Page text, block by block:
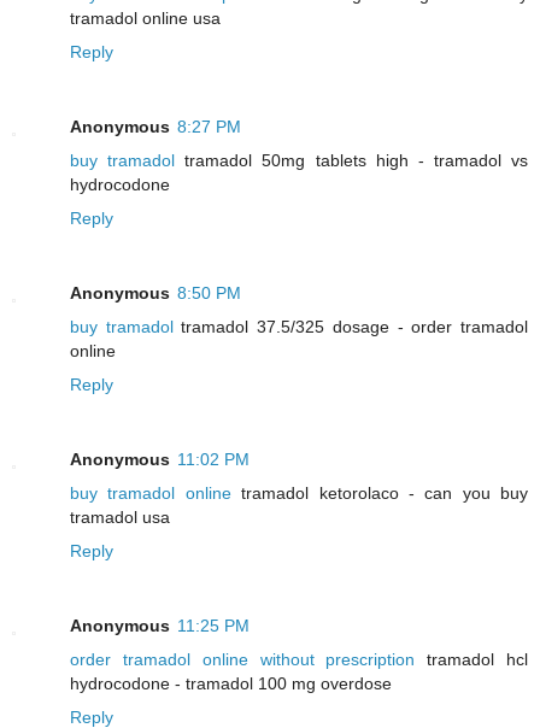
tramadol online usa
Reply
Anonymous 8:27 PM
buy tramadol tramadol 50mg tablets high - tramadol vs
hydrocodone
Reply
Anonymous 8:50 PM
buy tramadoltramadol 37.5/325 dosage - order tramadol
online
Reply
Anonymous 11:02 PM
buy tramadol onlinetramadol ketorolaco - can you buy
tramadol usa
Reply
Anonymous 11:25 PM
order tramadol online without prescription tramadol hcl
hydrocodone - tramadol 100 mg overdose
Reply